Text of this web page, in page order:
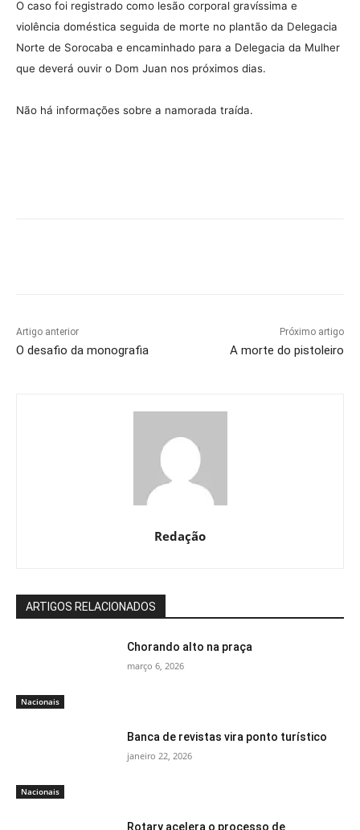
O caso foi registrado como lesão corporal gravíssima e
violência doméstica seguida de morte no plantão da Delegacia
Norte de Sorocaba e encaminhado para a Delegacia da Mulher
que deverá ouvir o Dom Juan nos próximos dias.
Não há informações sobre a namorada traída.
Artigo anterior
O desafio da monografia
Próximo artigo
A morte do pistoleiro
Redação
ARTIGOS RELACIONADOS
Nacionais
Chorando alto na praça
março 6, 2026
Nacionais
Banca de revistas vira ponto turístico
janeiro 22, 2026
Rotary acelera o processo de